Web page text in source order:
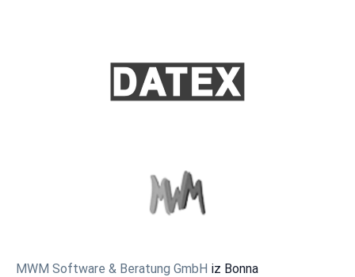
MWM Software & Beratung GmbH iz Bonna